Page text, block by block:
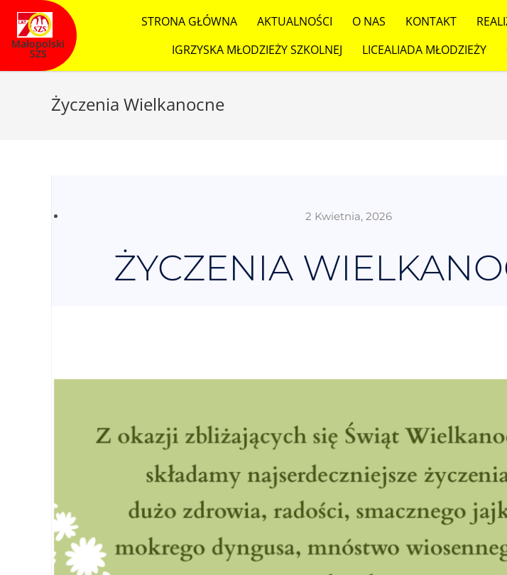
Małopolski
SZS
STRONA GŁÓWNA AKTUALNOŚCI O NAS KONTAKT
IGRZYSKA MŁODZIEŻY SZKOLNEJ
LICEALIADA MŁODZIEŻY
Życzenia Wielkanocne
2 Kwietnia, 2026
ŻYCZENIA